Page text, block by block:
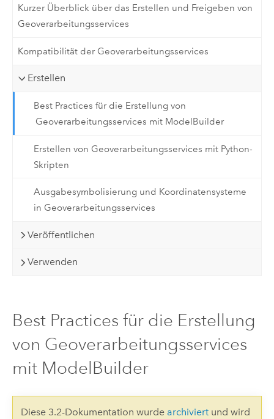
Kurzer Überblick über das Erstellen und Freigeben von
Geoverarbeitungsservices
Kompatibilität der Geoverarbeitungsservices
Erstellen
Best Practices für die Erstellung von
Geoverarbeitungsservices mit ModelBuilder
Erstellen von Geoverarbeitungsservices mit Python-
Skripten
Ausgabesymbolisierung und Koordinatensysteme
in Geoverarbeitungsservices
Veröffentlichen
Verwenden
Best Practices für die Erstellung
von Geoverarbeitungsservices
mit ModelBuilder
Diese 3.2-Dokumentation wurde archiviertund wird